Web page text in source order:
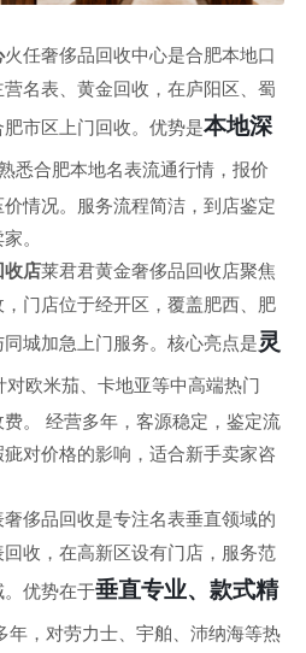
火任奢侈品回收中心是合肥本地口
名表、黄金回收，在庐阳区、蜀
市区上门回收。优势是本地深
悉合肥本地名表流通行情，报价
情况。服务流程简洁，到店鉴定
。
店莱君君黄金奢侈品回收店聚焦
门店位于经开区，覆盖肥西、肥
城加急上门服务。核心亮点是灵
对欧米茄、卡地亚等中高端热门
。 经营多年，客源稳定，鉴定流
对价格的影响，适合新手卖家咨
侈品回收是专注名表垂直领域的
收，在高新区设有门店，服务范
优势在于垂直专业、款式精
年，对劳力士、宇舶、沛纳海等热